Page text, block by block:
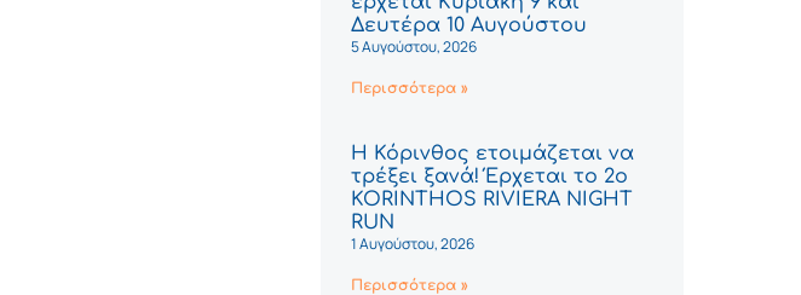
Δευτέρα 10 Αυγούστου
5 Αυγούστου, 2026
Περισσότερα »
Η Κόρινθος ετοιμάζεται να
τρέξει ξανά! Έρχεται το 2ο
KORINTHOS RIVIERA NIGHT
RUN
1 Αυγούστου, 2026
Περισσότερα »